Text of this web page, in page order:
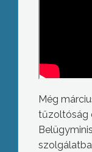
Még
tűzoltóság